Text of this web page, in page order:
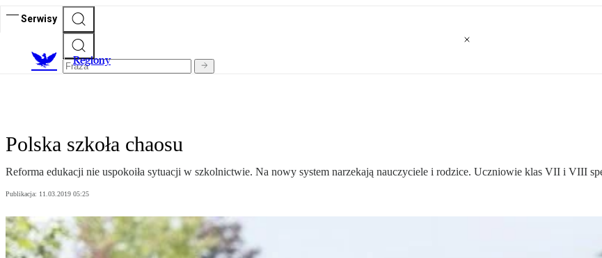
Serwisy
Regiony
Polska szkoła chaosu
Reforma edukacji nie uspokoiła sytuacji w szkolnictwie. Na nowy system narzekają nauczyciele i rodzice. Uczniowie klas VII i VIII
Publikacja: 11.03.2019 05:25